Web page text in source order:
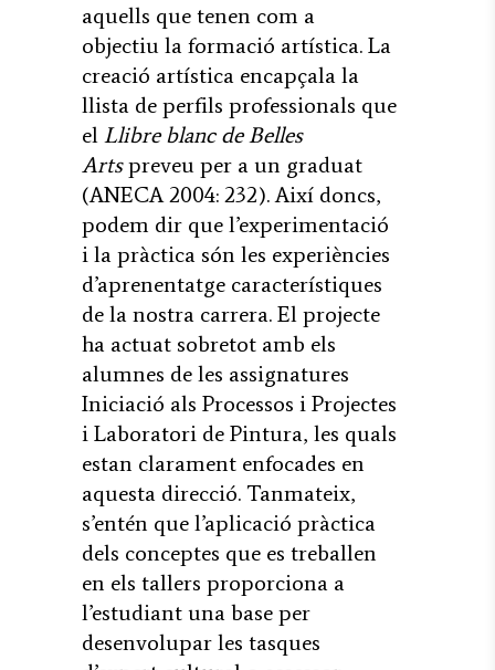
aquells que tenen com a
objectiu la formació artística. La
creació artística encapçala la
llista de perfils professionals que
el Llibre blanc de Belles
Artspreveu per a un graduat
(ANECA 2004: 232). Així doncs,
podem dir que l’experimentació
i la pràctica són les experiències
d’aprenentatge característiques
de la nostra carrera. El projecte
ha actuat sobretot amb els
alumnes de les assignatures
Iniciació als Processos i Projectes
i Laboratori de Pintura, les quals
estan clarament enfocades en
aquesta direcció. Tanmateix,
s’entén que l’aplicació pràctica
dels conceptes que es treballen
en els tallers proporciona a
l’estudiant una base per
desenvolupar les tasques